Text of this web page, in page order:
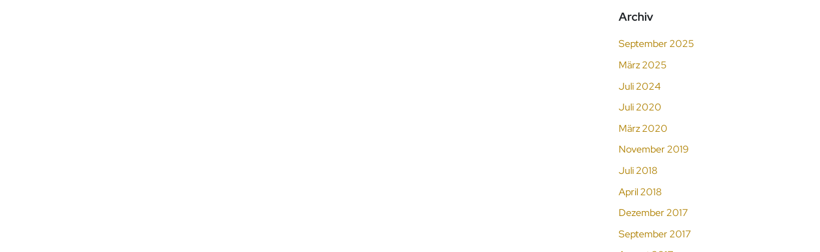
Archiv
September 2025
März 2025
Juli 2024
Juli 2020
März 2020
November 2019
Juli 2018
April 2018
Dezember 2017
September 2017